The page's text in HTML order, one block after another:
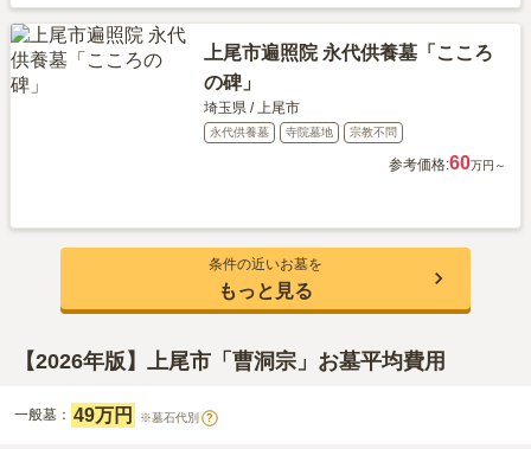
上尾市遍照院 永代供養墓「こころ
の碑」
埼玉県/上尾市
永代供養墓 寺院墓地 宗教不問
参考価格:60万円～
条件の近いお墓を
もっと見る
【2026年版】上尾市「曹洞宗」お墓平均費用
一般墓： 49万円 ※墓石代別 ?